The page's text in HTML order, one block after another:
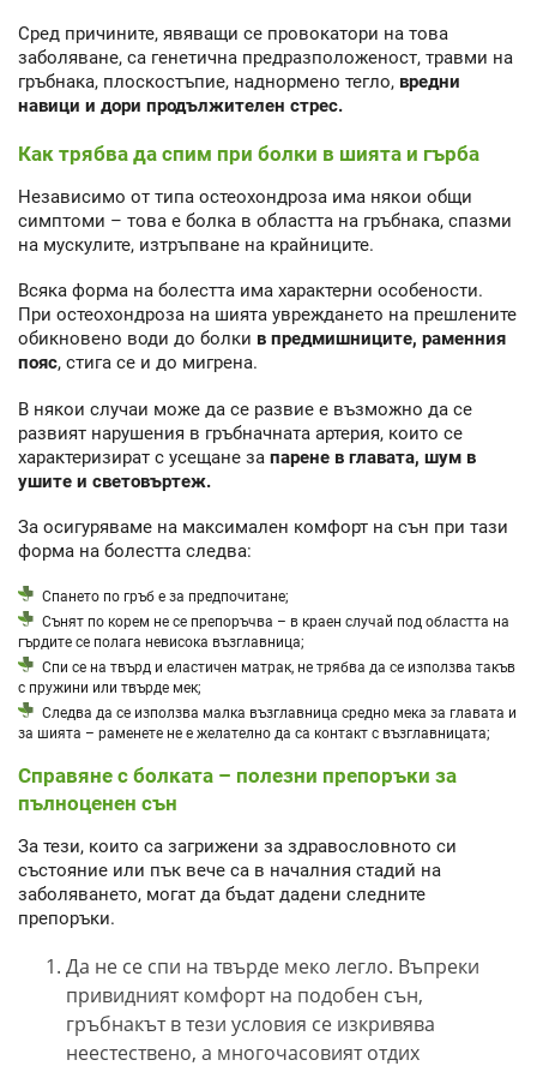
Сред причините, явяващи се провокатори на това
заболяване, са генетична предразположеност, травми на
гръбнака, плоскостъпие, наднормено тегло, вредни
навици и дори продължителен стрес.
Как трябва да спим при болки в шията и гърба
Независимо от типа остеохондроза има някои общи
симптоми – това е болка в областта на гръбнака, спазми
на мускулите, изтръпване на крайниците.
Всяка форма на болестта има характерни особености.
При остеохондроза на шията увреждането на прешлените
обикновено води до болки в предмишниците, раменния
пояс, стига се и до мигрена.
В някои случаи може да се развие е възможно да се
развият нарушения в гръбначната артерия, които се
характеризират с усещане за парене в главата, шум в
ушите и световъртеж.
За осигуряваме на максимален комфорт на сън при тази
форма на болестта следва:
Спането по гръб е за предпочитане;
Сънят по корем не се препоръчва – в краен случай под областта на
гърдите се полага невисока възглавница;
Спи се на твърд и еластичен матрак, не трябва да се използва такъв
с пружини или твърде мек;
Следва да се използва малка възглавница средно мека за главата и
за шията – раменете не е желателно да са контакт с възглавницата;
Справяне с болката – полезни препоръки за
пълноценен сън
За тези, които са загрижени за здравословното си
състояние или пък вече са в началния стадий на
заболяването, могат да бъдат дадени следните
препоръки.
Да не се спи на твърде меко легло. Въпреки
привидният комфорт на подобен сън,
гръбнакът в тези условия се изкривява
неестествено, а многочасовият отдих